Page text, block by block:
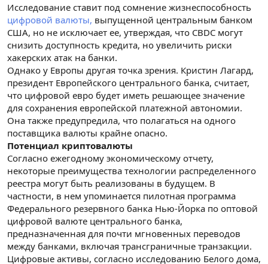
Исследование ставит под сомнение жизнеспособность
цифровой валюты, выпущенной центральным банком
США, но не исключает ее, утверждая, что CBDC могут
снизить доступность кредита, но увеличить риски
хакерских атак на банки.
Однако у Европы другая точка зрения. Кристин Лагард,
президент Европейского центрального банка, считает,
что цифровой евро будет иметь решающее значение
для сохранения европейской платежной автономии.
Она также предупредила, что полагаться на одного
поставщика валюты крайне опасно.
Потенциал криптовалюты
Согласно ежегодному экономическому отчету,
некоторые преимущества технологии распределенного
реестра могут быть реализованы в будущем. В
частности, в нем упоминается пилотная программа
Федерального резервного банка Нью-Йорка по оптовой
цифровой валюте центрального банка,
предназначенная для почти мгновенных переводов
между банками, включая трансграничные транзакции.
Цифровые активы, согласно исследованию Белого дома,